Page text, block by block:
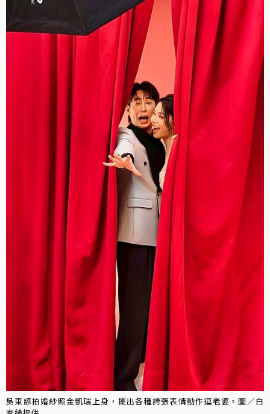
吳東諺拍婚紗照金凱瑞上身，擺出各種誇張表情動作逗老婆。圖／白